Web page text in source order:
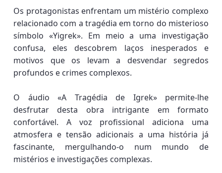
Os protagonistas enfrentam um mistério complexo
relacionado com a tragédia em torno do misterioso
símbolo «Yigrek». Em meio a uma investigação
confusa, eles descobrem laços inesperados e
motivos que os levam a desvendar segredos
profundos e crimes complexos.
O áudio «A Tragédia de Igrek» permite-lhe
desfrutar desta obra intrigante em formato
confortável. A voz profissional adiciona uma
atmosfera e tensão adicionais a uma história já
fascinante, mergulhando-o num mundo de
mistérios e investigações complexas.